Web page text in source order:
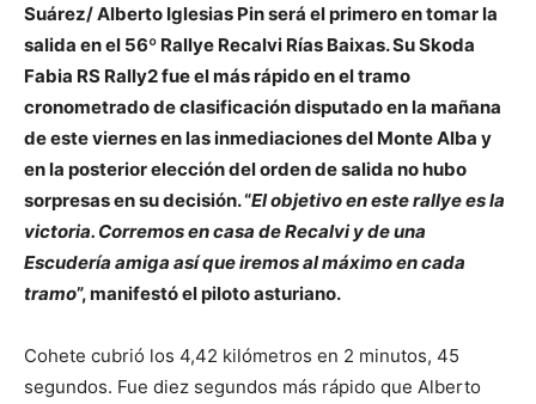
Suárez/ Alberto Iglesias Pin será el primero en tomar la
salida en el 56º Rallye Recalvi Rías Baixas. Su Skoda
Fabia RS Rally2 fue el más rápido en el tramo
cronometrado de clasificación disputado en la mañana
de este viernes en las inmediaciones del Monte Alba y
en la posterior elección del orden de salida no hubo
sorpresas en su decisión. “El objetivo en este rallye es la
victoria. Corremos en casa de Recalvi y de una
Escudería amiga así que iremos al máximo en cada
tramo”, manifestó el piloto asturiano.
Cohete cubrió los 4,42 kilómetros en 2 minutos, 45
segundos. Fue diez segundos más rápido que Alberto